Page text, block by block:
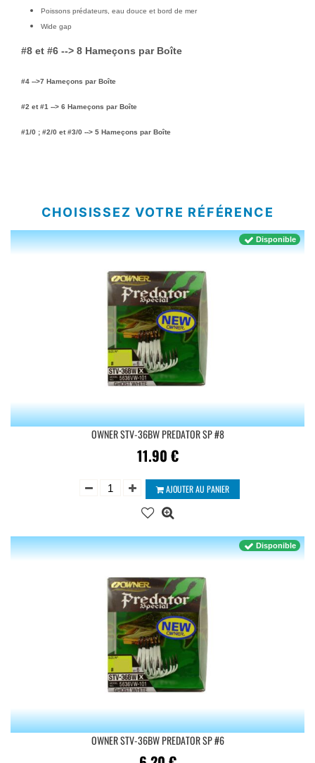
Poissons prédateurs, eau douce et bord de mer
Wide gap
#8 et #6 --> 8 Hameçons par Boîte
#4 -->7 Hameçons par Boîte
#2 et #1 --> 6 Hameçons par Boîte
#1/0 ; #2/0 et #3/0 --> 5 Hameçons par Boîte
CHOISISSEZ VOTRE RÉFÉRENCE
OWNER STV-36BW PREDATOR SP #8
11.90 €
Disponible
AJOUTER AU PANIER
OWNER STV-36BW PREDATOR SP #6
Disponible